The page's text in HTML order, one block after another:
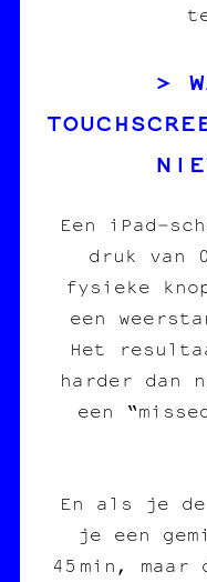
Een
druk van
fysieke
een
Het
harder dan
een
En als je
je een
45 min,